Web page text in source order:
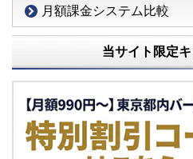
月額課金システム比較
当サイト限定